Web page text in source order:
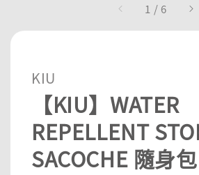
1 / 6
KIU
【KIU】WATER
REPELLENT
SACOCHE 隨身包